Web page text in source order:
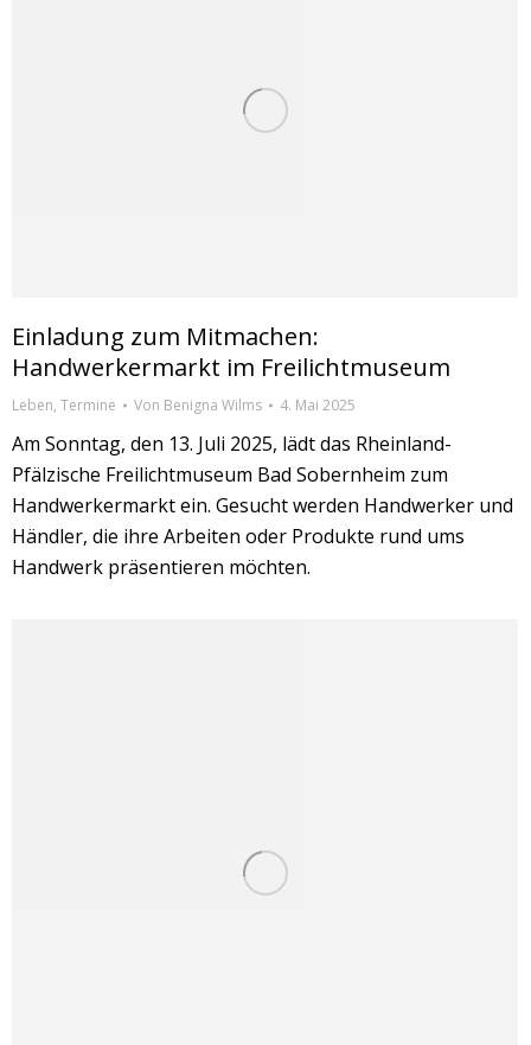
Einladung zum Mitmachen:
Handwerkermarkt im Freilichtmuseum
Leben, Termine Von Benigna Wilms 4. Mai 2025
Am Sonntag, den 13. Juli 2025, lädt das Rheinland-
Pfälzische Freilichtmuseum Bad Sobernheim zum
Handwerkermarkt ein. Gesucht werden Handwerker und
Händler, die ihre Arbeiten oder Produkte rund ums
Handwerk präsentieren möchten.